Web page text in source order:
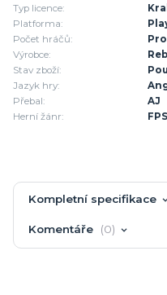
Typ licence:
Platforma:
Počet hráčů:
Výrobce:
Stav zboží:
Jazyk hry:
Přebal:
AJ
Herní žánr:
Kompletní specifikace
Komentáře 0